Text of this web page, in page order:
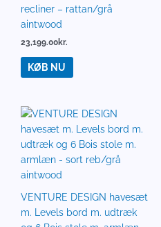
recliner – rattan/grå
aintwood
23,199.00kr.
KØB NU
VENTURE DESIGN havesæt
m. Levels bord m. udtræk